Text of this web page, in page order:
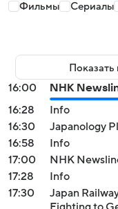
Фильмы Сериалы
16:00
NHK
16:28
Info
16:30
Japanology
16:58
Info
17:00
NHK
17:28
Info
17:30
Japan